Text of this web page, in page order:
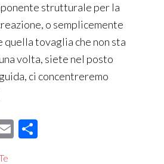
strutturale per la
o semplicemente
tovaglia che non sta
volta, siete nel posto
ci concentreremo
Email